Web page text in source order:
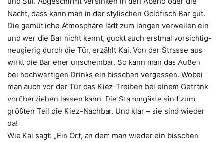
Nacht, dass kann man in der stylischen Goldfisch Bar gut.
Die gemütliche Atmosphäre lädt zum langen verweilen ein
und wer die Bar nicht kennt, guckt auch erstmal vorsichtig-
neugierig durch die Tür, erzählt Kai. Von der Strasse aus
wirkt die Bar eher unscheinbar. So kann man das Außen
bei hochwertigen Drinks ein bisschen vergessen. Wobei
man auch vor der Tür das Kiez-Treiben bei einem Getränk
vorüberziehen lassen kann. Die Stammgäste sind zum
größten Teil die Kiez-Nachbar. Und klar – sie sind wieder
da!
Wie Kai sagt: „Ein Ort, an dem man wieder ein bisschen